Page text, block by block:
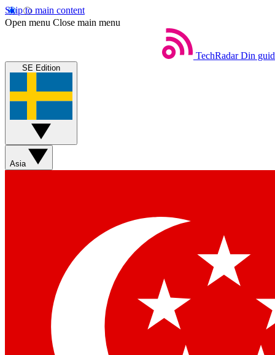
Skip to main content
Open menu Close main menu
TechRadar Din
SE Edition
Asia